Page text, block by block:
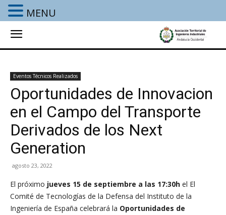
Eventos Técnicos Realizados
Oportunidades de Innovacion
en el Campo del Transporte
Derivados de los Next
Generation
agosto 23, 2022
El próximo jueves 15 de septiembre a las 17:30h el El
Comité de Tecnologías de la Defensa del Instituto de la
Ingeniería de España celebrará la Oportunidades de
MENU